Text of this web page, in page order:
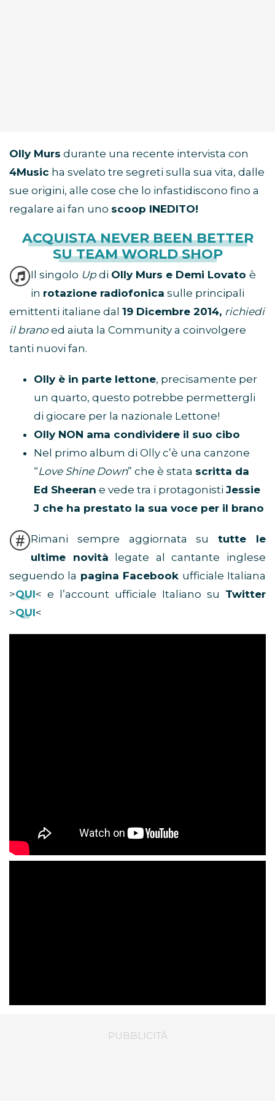
Olly Murs durante una recente intervista con
4Music ha svelato tre segreti sulla sua vita, dalle
sue origini, alle cose che lo infastidiscono fino a
regalare ai fan uno scoop INEDITO!
ACQUISTA NEVER BEEN BETTER
SU TEAM WORLD SHOP
Il singolo Up di Olly Murs e Demi Lovato è
in rotazione radiofonica sulle principali
emittenti italiane dal 19 Dicembre 2014, richiedi
il branoed aiuta la Community a coinvolgere
tanti nuovi fan.
Olly è in parte lettone, precisamente per
un quarto, questo potrebbe permettergli
di giocare per la nazionale Lettone!
Olly NON ama condividere il suo cibo
Nel primo album di Olly c’è una canzone
“Love Shine Down” che è stata scritta da
Ed Sheeran e vede tra i protagonisti Jessie
J che ha prestato la sua voce per il brano
Rimani sempre aggiornata sututte le
ultime novità legate al cantante inglese
seguendo la pagina Facebook ufficiale Italiana
>QUI< e l’account ufficiale Italiano su Twitter
>QUI<